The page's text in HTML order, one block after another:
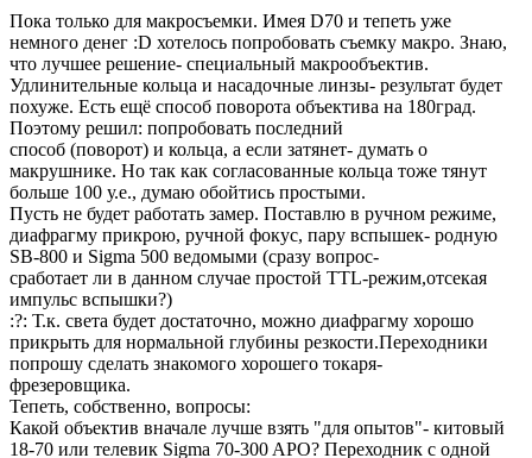
Пока только для макросъемки. Имея D70 и тепеть уже
немного денег :D хотелось попробовать съемку макро. Знаю,
что лучшее решение- специальный макрообъектив.
Удлинительные кольца и насадочные линзы- результат будет
похуже. Есть ещё способ поворота объектива на 180град.
Поэтому решил: попробовать последний
способ (поворот) и кольца, а если затянет- думать о
макрушнике. Но так как согласованные кольца тоже тянут
больше 100 у.е., думаю обойтись простыми.
Пусть не будет работать замер. Поставлю в ручном режиме,
диафрагму прикрою, ручной фокус, пару вспышек- родную
SB-800 и Sigma 500 ведомыми (сразу вопрос-
сработает ли в данном случае простой TTL-режим,отсекая
импульс вспышки?)
:?: Т.к. света будет достаточно, можно диафрагму хорошо
прикрыть для нормальной глубины резкости.Переходники
попрошу сделать знакомого хорошего токаря-
фрезеровщика.
Тепеть, собственно, вопросы:
Какой объектив вначале лучше взять "для опытов"- китовый
18-70 или телевик Sigma 70-300 APO? Переходник с одной